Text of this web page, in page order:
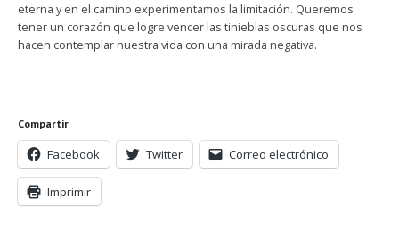
eterna y en el camino experimentamos la limitación. Queremos
tener un corazón que logre vencer las tinieblas oscuras que nos
hacen contemplar nuestra vida con una mirada negativa.
Compartir
Facebook Twitter Correo electrónico
Imprimir